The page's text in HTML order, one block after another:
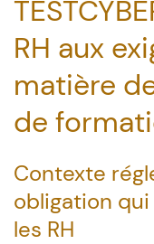
RH aux
matière
de
Contexte
obligation
les RH